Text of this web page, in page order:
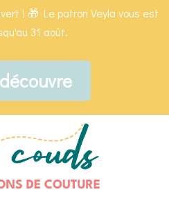
! 🎁 Le patron Veyla vous est
31 août.